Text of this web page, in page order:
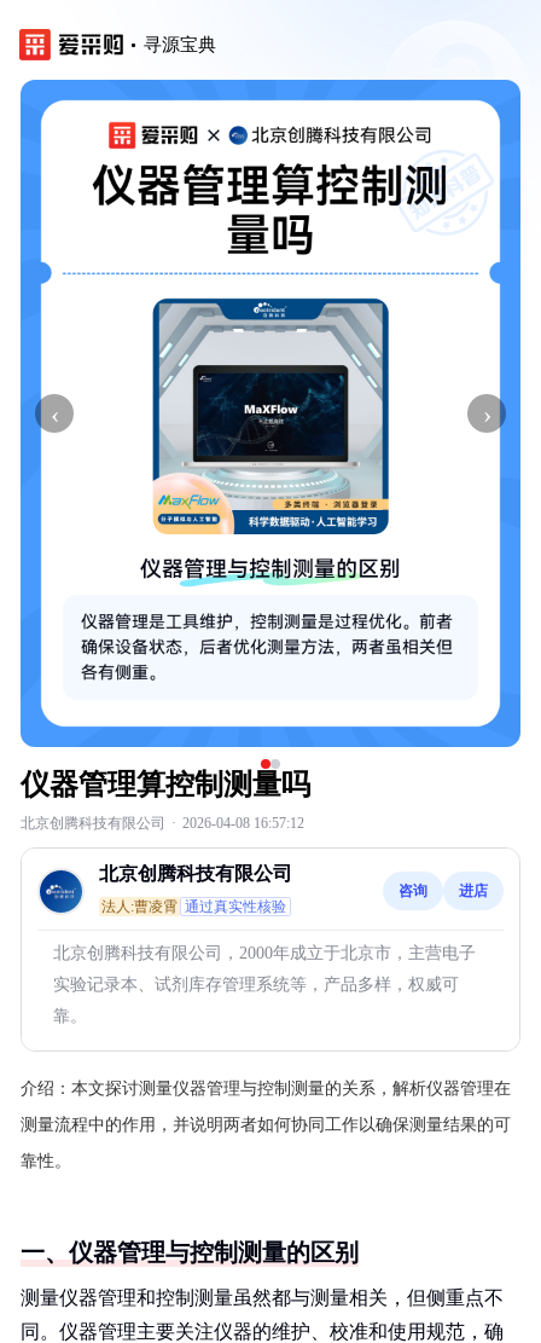
寻源宝典
‹ ›
仪器管理算控制测量吗
北京创腾科技有限公司 · 2026-04-08 16:57:12
北京创腾科技有限公司
法人:曹凌霄 通过真实性核验
咨询 进店
北京创腾科技有限公司，2000年成立于北京市，主营电子
实验记录本、试剂库存管理系统等，产品多样，权威可
靠。
介绍： 本文探讨测量仪器管理与控制测量的关系，解析仪器管理在
测量流程中的作用，并说明两者如何协同工作以确保测量结果的可
靠性。
一、仪器管理与控制测量的区别
测量仪器管理和控制测量虽然都与测量相关，但侧重点不
同。仪器管理主要关注仪器的维护、校准和使用规范，确